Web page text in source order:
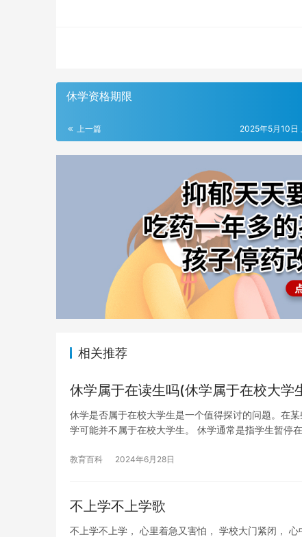
休学资格期限
上一篇 2025年5月10日
相关推荐
休学属于在读生吗(休学属于在校大学
休学是否属于在校大学生是一个值得探讨的问题。在
学可能并不属于在校大学生。 休学通常是指学生暂停
教育百科 2024年6月28日
不上学不上学歌
不上学不上学， 心里着急又害怕， 学校大门紧闭，